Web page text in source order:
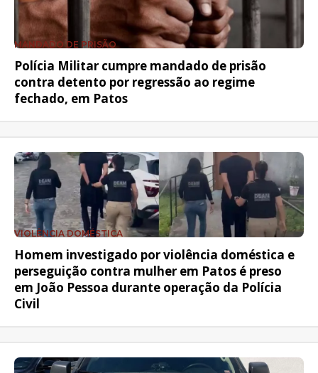
MANDADO DE PRISÃO
Polícia Militar cumpre mandado de prisão
contra detento por regressão ao regime
fechado, em Patos
VIOLÊNCIA DOMÉSTICA
Homem investigado por violência doméstica e
perseguição contra mulher em Patos é preso
em João Pessoa durante operação da Polícia
Civil